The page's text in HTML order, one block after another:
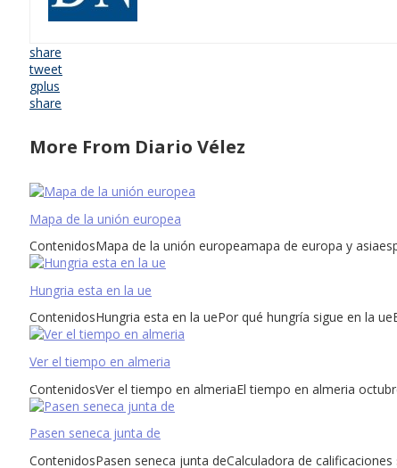
share
tweet
gplus
share
More From Diario Vélez
Mapa de la unión europea
ContenidosMapa de la unión europeamapa de europa y
Hungria esta en la ue
ContenidosHungria esta en la uePor qué hungría sigue en la
Ver el tiempo en almeria
ContenidosVer el tiempo en almeriaEl tiempo en almeria
Pasen seneca junta de
ContenidosPasen seneca junta deCalculadora de